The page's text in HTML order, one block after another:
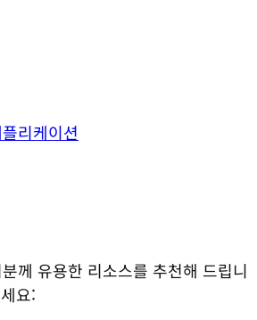
리케이션
께 유용한 리소스를 추천해 드립니
요: